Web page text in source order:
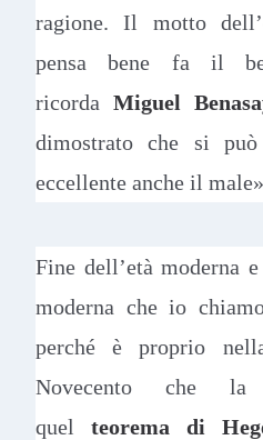
ragione. Il motto
pensa bene fa il
ricorda Miguel
dimostrato che si
eccellente anche il
Fine dell’età moderna
moderna che io
perché è proprio
Novecento che la
quel teorema di